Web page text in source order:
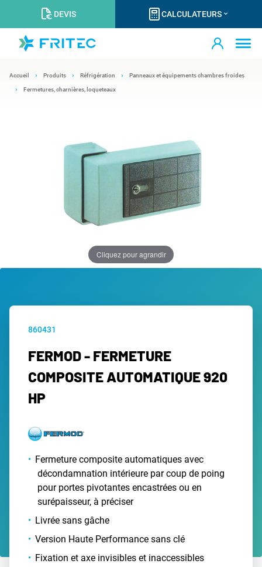
DEVIS CALCULATEURS
Accueil Produits Réfrigération Panneaux et équipements chambres froides
Fermetures, charnières, loqueteaux
Cliquez pour agrandir
860431
FERMOD - FERMETURE
COMPOSITE AUTOMATIQUE 920
HP
Fermeture composite automatiques avec
décondamnation intérieure par coup de poing
pour portes pivotantes encastrées ou en
surépaisseur, à préciser
Livrée sans gâche
Version Haute Performance sans clé
Fixation et axe invisibles et inaccessibles